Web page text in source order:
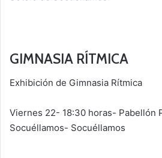
GIMNASIA RÍTMICA
Exhibición de Gimnasia Rítmica
Viernes 22- 18:30 horas- Pabellón
Socuéllamos- Socuéllamos